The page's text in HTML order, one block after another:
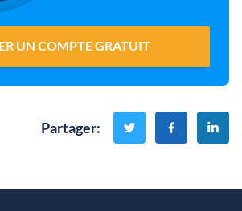
UN COMPTE GRATUIT
Partager: